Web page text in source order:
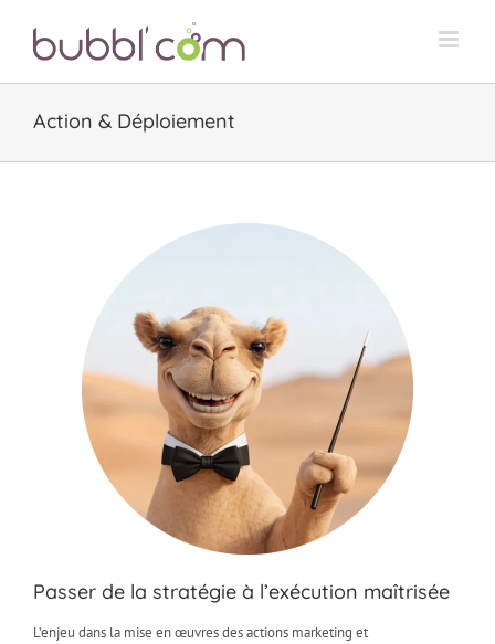
content
Action & Déploiement
Passer de la stratégie à l’exécution maîtrisée
L’enjeu dans la mise en œuvres des actions marketing et